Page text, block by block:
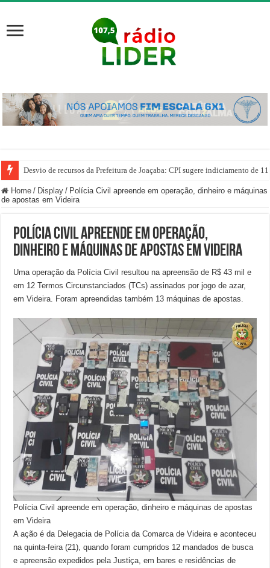
Desvio de recursos da Prefeitura de Joaçaba: CPI sugere indiciamento de 11
Home / Display / Polícia Civil apreende em operação, dinheiro e máquinas
de apostas em Videira
Polícia Civil apreende em operação,
dinheiro e máquinas de apostas em Videira
Uma operação da Polícia Civil resultou na apreensão de R$ 43 mil e
em 12 Termos Circunstanciados (TCs) assinados por jogo de azar,
em Videira. Foram apreendidas também 13 máquinas de apostas.
Polícia Civil apreende em operação, dinheiro e máquinas de apostas
em Videira
A ação é da Delegacia de Polícia da Comarca de Videira e aconteceu
na quinta-feira (21), quando foram cumpridos 12 mandados de busca
e apreensão expedidos pela Justiça, em bares e residências de